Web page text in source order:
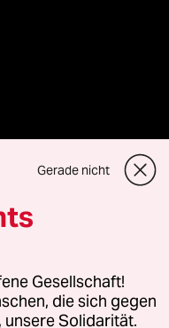
Gerade nicht
Gesellschaft!
die sich gegen
unsere Solidarität.